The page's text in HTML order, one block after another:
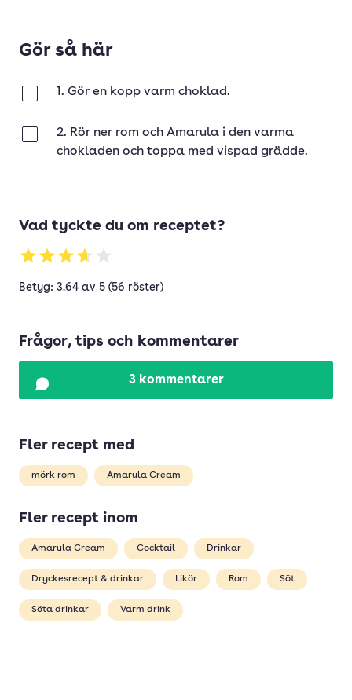
Gör så här
1. Gör en kopp varm choklad.
2. Rör ner rom och Amarula i den varma
chokladen och toppa med vispad grädde.
Vad tyckte du om receptet?
Betyg: 3.64 av 5 (56 röster)
Frågor, tips och kommentarer
3 kommentarer
Fler recept med
mörk rom Amarula Cream
Fler recept inom
Amarula Cream Cocktail Drinkar
Dryckesrecept & drinkar Likör Rom Söt
Söta drinkar Varm drink